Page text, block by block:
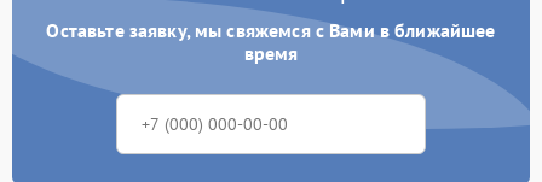
Оставьте заявку, мы свяжемся с Вами в ближайшее
время